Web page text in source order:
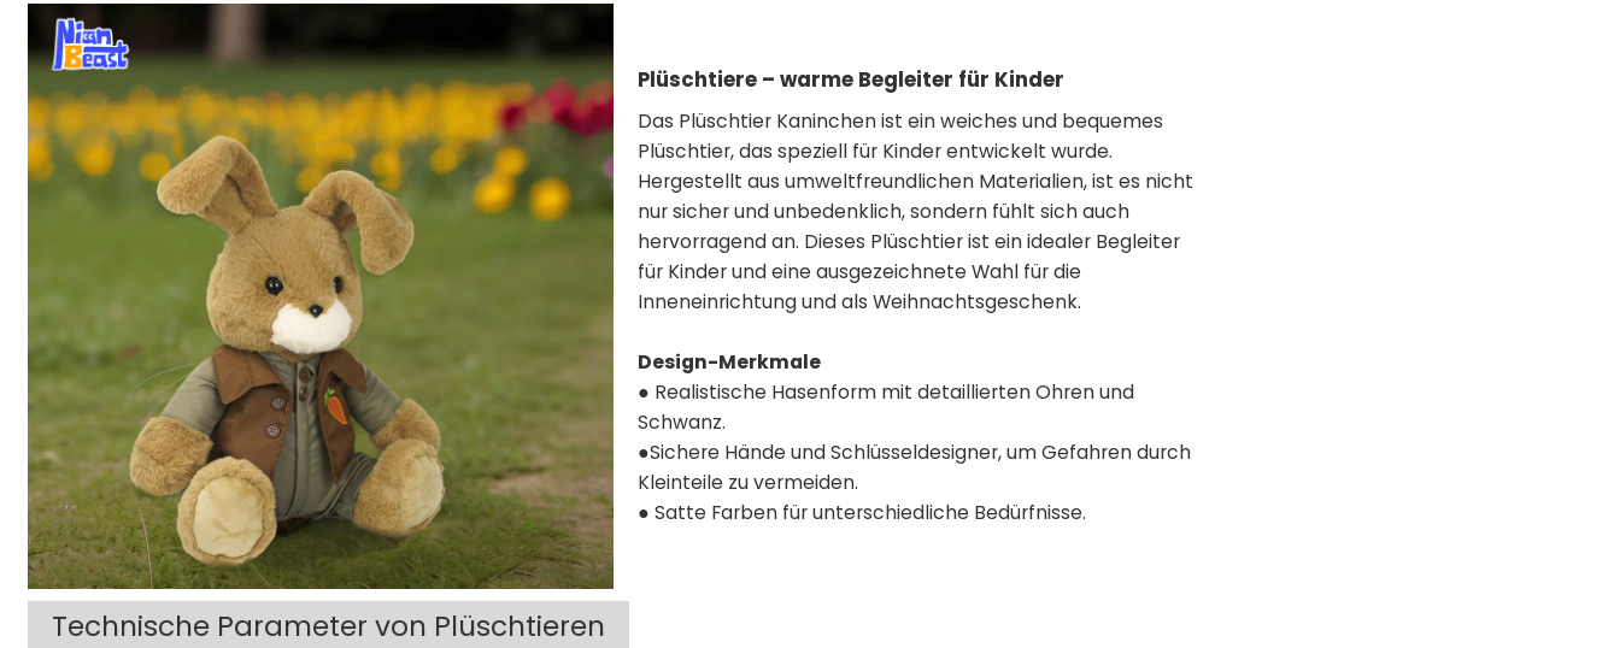
Plüschtiere – warme Begleiter für Kinder
Das Plüschtier Kaninchen ist ein weiches und bequemes
Plüschtier, das speziell für Kinder entwickelt wurde.
Hergestellt aus umweltfreundlichen Materialien, ist es nicht
nur sicher und unbedenklich, sondern fühlt sich auch
hervorragend an. Dieses Plüschtier ist ein idealer Begleiter
für Kinder und eine ausgezeichnete Wahl für die
Inneneinrichtung und als Weihnachtsgeschenk.
Design-Merkmale
● Realistische Hasenform mit detaillierten Ohren und
Schwanz.
●Sichere Hände und Schlüsseldesigner, um Gefahren durch
Kleinteile zu vermeiden.
● Satte Farben für unterschiedliche Bedürfnisse.
Technische Parameter von Plüschtieren